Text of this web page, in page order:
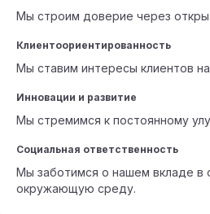
Мы строим доверие через
Клиентоориентированность
Мы ставим интересы клиентов
Инновации и развитие
Мы стремимся к постоянному
Социальная ответственность
Мы заботимся о нашем вкладе в
окружающую среду.